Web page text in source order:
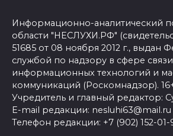
Информационно-аналитический
области "НЕСЛУХИ.РФ"
51685 от 08 ноября 2012 г., выдан
службой по надзору в сфере
информационных технологий и
коммуникаций (Роскомнадзор).
Учредитель и главный редактор:
E-mail редакции: nesluhi63@mail.ru
Телефон редакции: +7 (902) 152-01-